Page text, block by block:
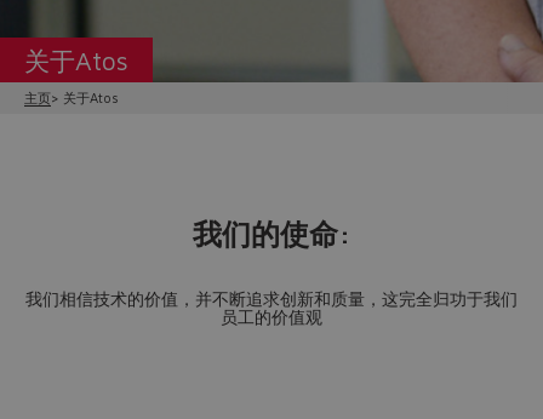
关于Atos
主页 关于Atos
我们的使命:
我们相信技术的价值，并不断追求创新和质量，这完全归功于我们
员工的价值观